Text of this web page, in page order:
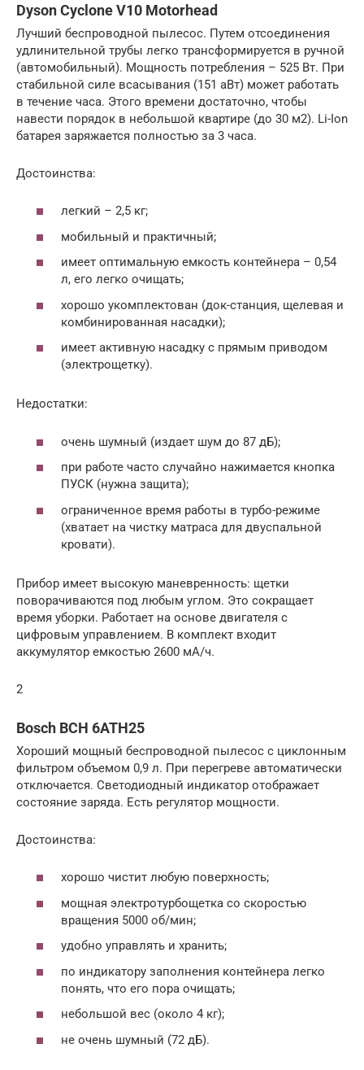
Dyson Cyclone V10 Motorhead
Лучший беспроводной пылесос. Путем отсоединения
удлинительной трубы легко трансформируется в ручной
(автомобильный). Мощность потребления – 525 Вт. При
стабильной силе всасывания (151 аВт) может работать
в течение часа. Этого времени достаточно, чтобы
навести порядок в небольшой квартире (до 30 м2). Li-Ion
батарея заряжается полностью за 3 часа.
Достоинства:
легкий – 2,5 кг;
мобильный и практичный;
имеет оптимальную емкость контейнера – 0,54
л, его легко очищать;
хорошо укомплектован (док-станция, щелевая и
комбинированная насадки);
имеет активную насадку с прямым приводом
(электрощетку).
Недостатки:
очень шумный (издает шум до 87 дБ);
при работе часто случайно нажимается кнопка
ПУСК (нужна защита);
ограниченное время работы в турбо-режиме
(хватает на чистку матраса для двуспальной
кровати).
Прибор имеет высокую маневренность: щетки
поворачиваются под любым углом. Это сокращает
время уборки. Работает на основе двигателя с
цифровым управлением. В комплект входит
аккумулятор емкостью 2600 мА/ч.
2
Bosch BCH 6ATH25
Хороший мощный беспроводной пылесос с циклонным
фильтром объемом 0,9 л. При перегреве автоматически
отключается. Светодиодный индикатор отображает
состояние заряда. Есть регулятор мощности.
Достоинства:
хорошо чистит любую поверхность;
мощная электротурбощетка со скоростью
вращения 5000 об/мин;
удобно управлять и хранить;
по индикатору заполнения контейнера легко
понять, что его пора очищать;
небольшой вес (около 4 кг);
не очень шумный (72 дБ).